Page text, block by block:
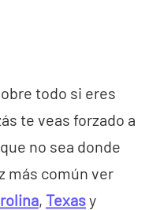
todo si eres
te veas forzado a
no sea donde
más común ver
, Texasy